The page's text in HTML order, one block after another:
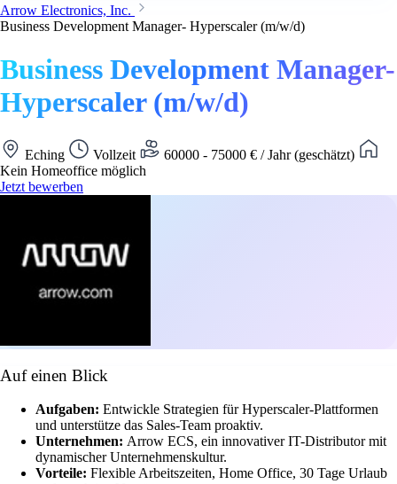
Arrow Electronics, Inc.
Business Development Manager- Hyperscaler (m/w/d)
Business Development Manager-
Hyperscaler (m/w/d)
Eching Vollzeit
60000 - 75000 € / Jahr (geschätzt)
Kein Homeoffice möglich
Jetzt bewerben
Auf einen Blick
Aufgaben: Entwickle Strategien für Hyperscaler-Plattformen
und unterstütze das Sales-Team proaktiv.
Unternehmen: Arrow ECS, ein innovativer IT-Distributor mit
dynamischer Unternehmenskultur.
Vorteile: Flexible Arbeitszeiten, Home Office, 30 Tage Urlaub